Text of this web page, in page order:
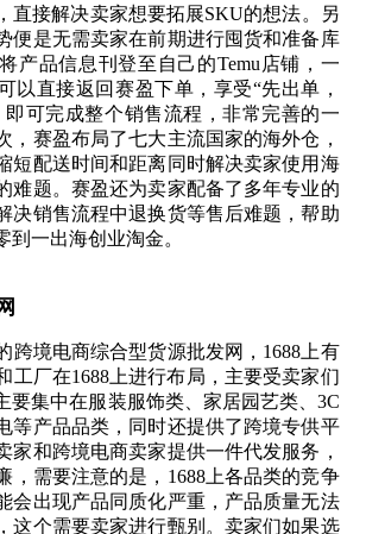
直接解决卖家想要拓展SKU的想法。另
便是无需卖家在前期进行囤货和准备库
产品信息刊登至自己的Temu店铺，一
以直接返回赛盈下单，享受“先出单，
即可完成整个销售流程，非常完善的一
，赛盈布局了七大主流国家的海外仓，
短配送时间和距离同时解决卖家使用海
难题。赛盈还为卖家配备了多年专业的
决销售流程中退换货等售后难题，帮助
到一出海创业淘金。
跨境电商综合型货源批发网，1688上有
工厂在1688上进行布局，主要受卖家们
要集中在服装服饰类、家居园艺类、3C
等产品品类，同时还提供了跨境专供平
家和跨境电商卖家提供一件代发服务，
，需要注意的是，1688上各品类的竞争
会出现产品同质化严重，产品质量无法
这个需要卖家进行甄别。卖家们如果选